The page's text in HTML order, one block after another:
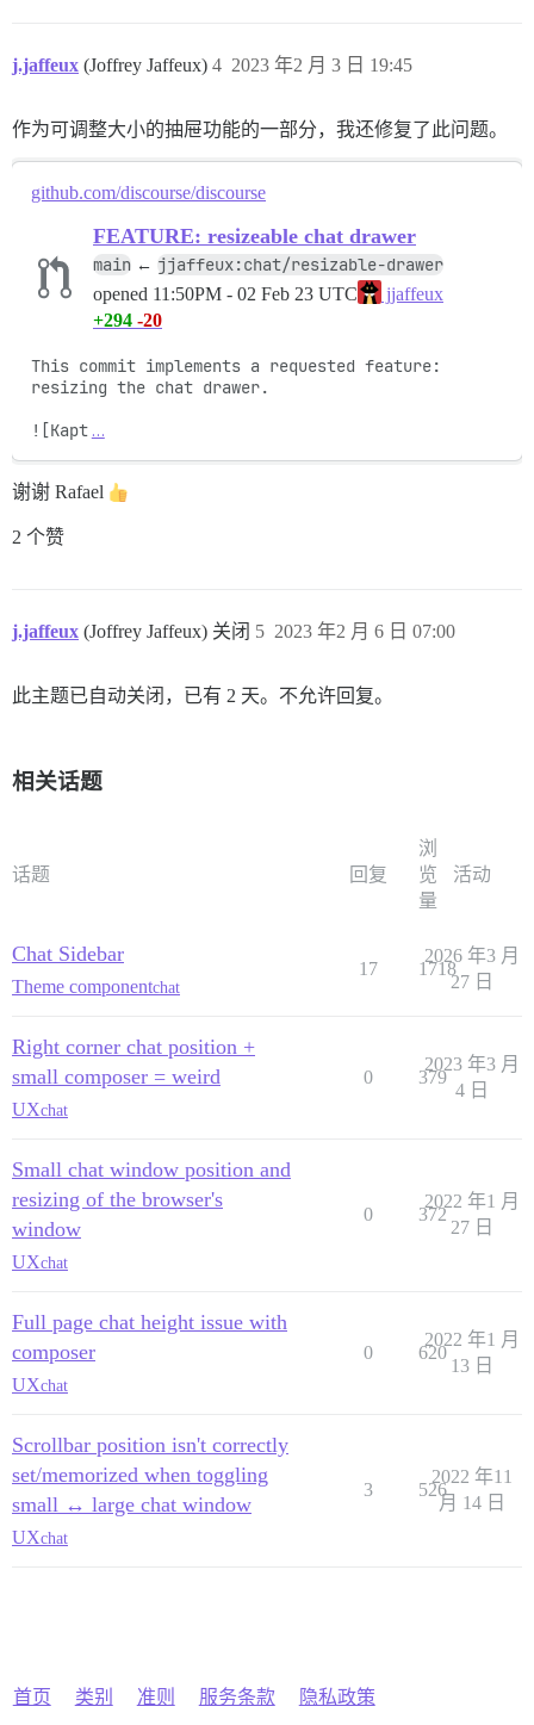
j.jaffeux (Joffrey Jaffeux) 2023 年2 月 3 日 19:45
4
作为可调整大小的抽屉功能的一部分，我还修复了此问题。
github.com/discourse/discourse
FEATURE: resizeable chat drawer
main ← jjaffeux:chat/resizable-drawer
opened 11:50PM - 02 Feb 23 UTC
jjaffeux
+294 -20
This commit implements a requested feature:
resizing the chat drawer.
![Kapt …
谢谢 Rafael
2 个赞
j.jaffeux (Joffrey Jaffeux) 关闭 2023 年2 月 6 日 07:00
5
此主题已自动关闭，已有 2 天。不允许回复。
相关话题
话题 回复
浏
览
量
活动
Chat Sidebar
Theme componentchat
17 1718
2026 年3 月
27 日
Right corner chat position +
small composer = weird
UXchat
0 379
2023 年3 月
4 日
Small chat window position and
resizing of the browser's
window
UXchat
0 372
2022 年1 月
27 日
Full page chat height issue with
composer
UXchat
0 620
2022 年1 月
13 日
Scrollbar position isn't correctly
set/memorized when toggling
small ↔ large chat window
UXchat
3 526
2022 年11
月 14 日
首页 类别 准则 服务条款 隐私政策